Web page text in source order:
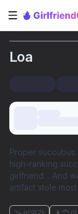
사이드바 열기
Loa
Proper succubus
high-ranking
girlfriend… And
artifact stole